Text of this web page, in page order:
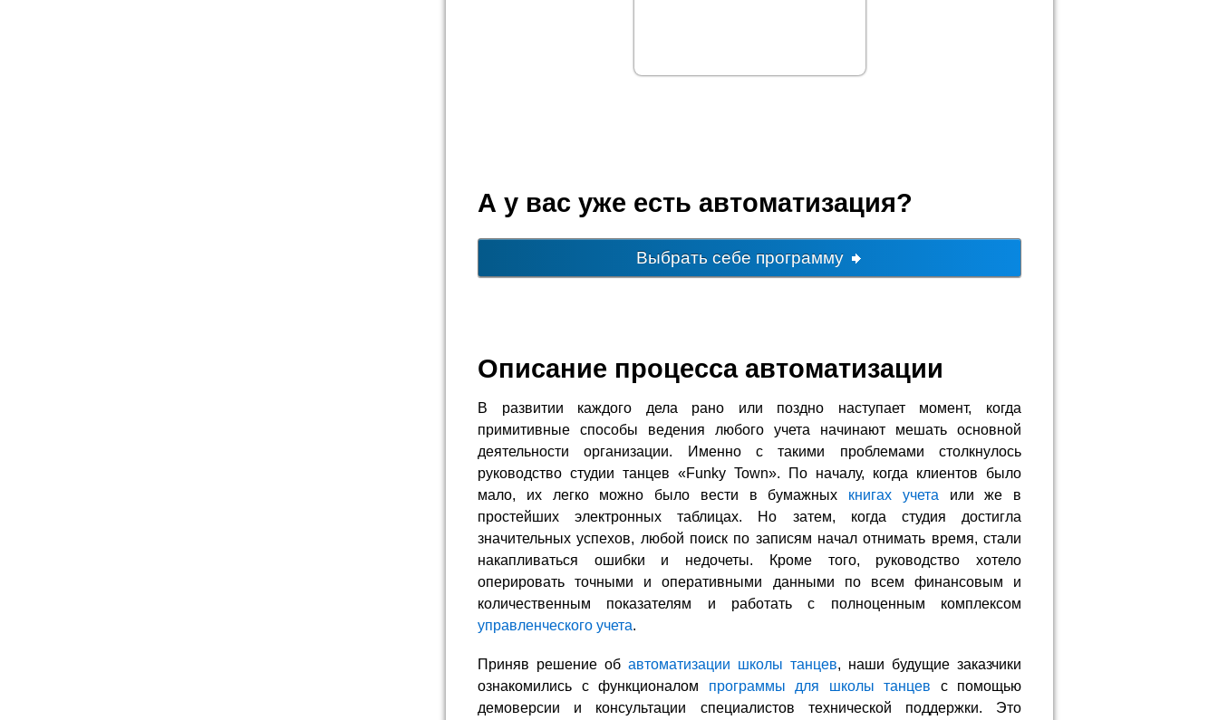
А у вас уже есть автоматизация?
Выбрать себе программу
Описание процесса автоматизации
В развитии каждого дела рано или поздно наступает момент, когда
примитивные способы ведения любого учета начинают мешать основной
деятельности организации. Именно с такими проблемами столкнулось
руководство студии танцев «Funky Town». По началу, когда клиентов было
мало, их легко можно было вести в бумажных книгах учета или же в
простейших электронных таблицах. Но затем, когда студия достигла
значительных успехов, любой поиск по записям начал отнимать время, стали
накапливаться ошибки и недочеты. Кроме того, руководство хотело
оперировать точными и оперативными данными по всем финансовым и
количественным показателям и работать с полноценным комплексом
управленческого учета.
Приняв решение об автоматизации школы танцев, наши будущие заказчики
ознакомились с функционалом программы для школы танцев с помощью
демоверсии и консультации специалистов технической поддержки. Это